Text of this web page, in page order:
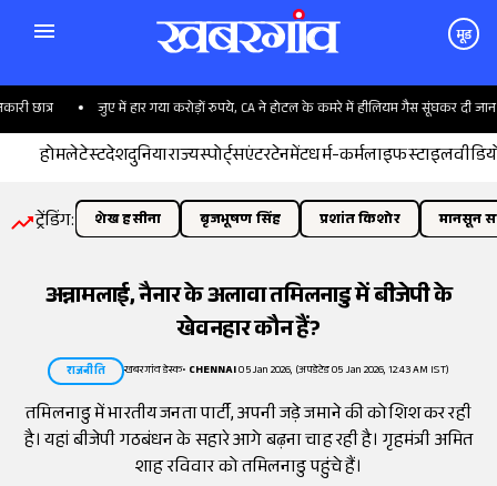
मूड
जुए में हार गया करोड़ों रुपये, CA ने होटल के कमरे में हीलियम गैस सूंघकर दी जान
होमलेटेस्टदेशदुनियाराज्यस्पोर्ट्सएंटरटेनमेंटधर्म-कर्मलाइफस्टाइल
ट्रेंडिंग: शेख हसीना बृजभूषण सिंह प्रशांत किशोर मानसून
अन्नामलाई, नैनार के अलावा तमिलनाडु में बीजेपी के
खेवनहार कौन हैं?
राजनीति खबरगांव डेस्क• CHENNAI05 Jan 2026, (अपडेटेड 05 Jan 2026, 12:43 AM IST)
तमिलनाडु में भारतीय जनता पार्टी, अपनी जड़े जमाने की कोशिश कर रही
है। यहां बीजेपी गठबंधन के सहारे आगे बढ़ना चाह रही है। गृहमंत्री अमित
शाह रविवार को तमिलनाडु पहुंचे हैं।